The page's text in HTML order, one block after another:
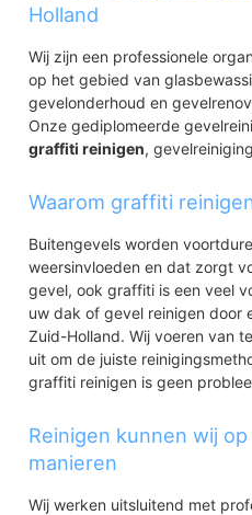
Holland
Wij zijn een professionele
op het gebied van
gevelonderhoud en
Onze gediplomeerde
graffiti reinigen,
Waarom graffiti
Buitengevels worden
weersinvloeden en dat zorgt
gevel, ook graffiti is een veel
uw dak of gevel reinigen door
Zuid-Holland. Wij voeren van
uit om de juiste
graffiti reinigen is geen
Reinigen kunnen wij
manieren
Wij werken uitsluitend met